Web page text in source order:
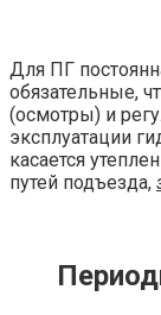
Для ПГ
обязательные,
(осмотры) и
эксплуатации
касается
путей подъезда,